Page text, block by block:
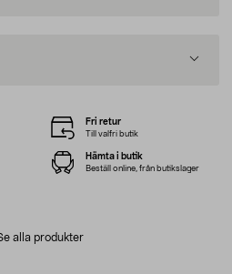
alla produkter
Fri retur
Till valfri butik
Hämta i butik
Beställ online, från butikslager